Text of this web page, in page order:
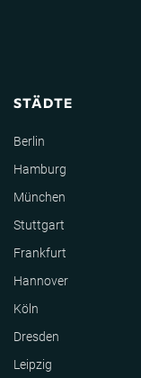
STÄDTE
Berlin
Hamburg
München
Stuttgart
Frankfurt
Hannover
Köln
Dresden
Leipzig